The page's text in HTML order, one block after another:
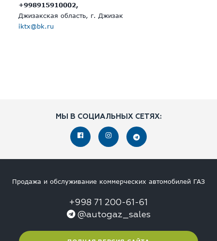
+998915910002,
Джизакская область, г. Джизак
iktx@bk.ru
МЫ В СОЦИАЛЬНЫХ СЕТЯХ:
Продажа и обслуживание коммерческих автомобилей ГАЗ
+998 71 200-61-61
@autogaz_sales